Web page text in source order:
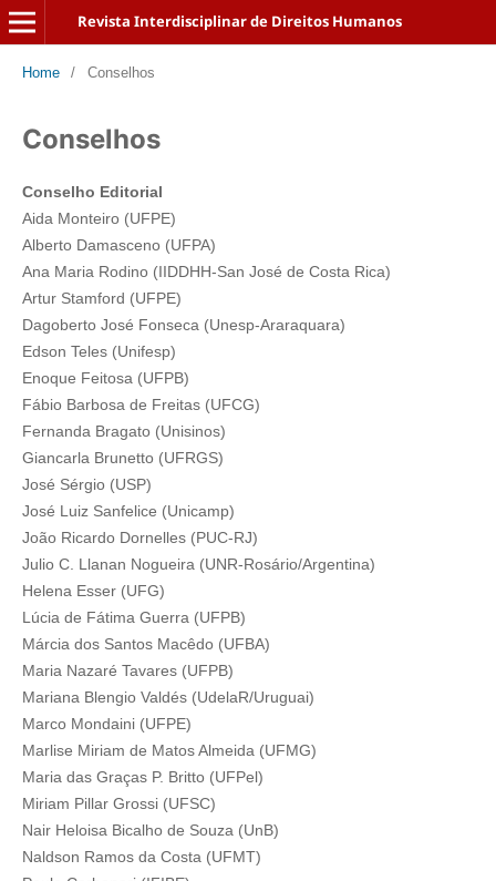
Revista Interdisciplinar de Direitos Humanos
Home / Conselhos
Conselhos
Conselho Editorial
Aida Monteiro (UFPE)
Alberto Damasceno (UFPA)
Ana Maria Rodino (IIDDHH-San José de Costa Rica)
Artur Stamford (UFPE)
Dagoberto José Fonseca (Unesp-Araraquara)
Edson Teles (Unifesp)
Enoque Feitosa (UFPB)
Fábio Barbosa de Freitas (UFCG)
Fernanda Bragato (Unisinos)
Giancarla Brunetto (UFRGS)
José Sérgio (USP)
José Luiz Sanfelice (Unicamp)
João Ricardo Dornelles (PUC-RJ)
Julio C. Llanan Nogueira (UNR-Rosário/Argentina)
Helena Esser (UFG)
Lúcia de Fátima Guerra (UFPB)
Márcia dos Santos Macêdo (UFBA)
Maria Nazaré Tavares (UFPB)
Mariana Blengio Valdés (UdelaR/Uruguai)
Marco Mondaini (UFPE)
Marlise Miriam de Matos Almeida (UFMG)
Maria das Graças P. Britto (UFPel)
Miriam Pillar Grossi (UFSC)
Nair Heloisa Bicalho de Souza (UnB)
Naldson Ramos da Costa (UFMT)